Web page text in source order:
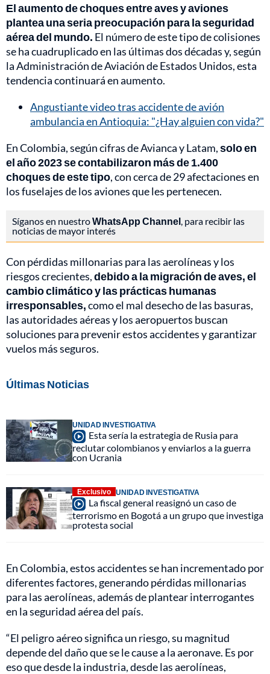
El aumento de choques entre aves y aviones
plantea una seria preocupación para la seguridad
aérea del mundo. El número de este tipo de colisiones
se ha cuadruplicado en las últimas dos décadas y, según
la Administración de Aviación de Estados Unidos, esta
tendencia continuará en aumento.
Angustiante video tras accidente de avión
ambulancia en Antioquia: "¿Hay alguien con vida?"
En Colombia, según cifras de Avianca y Latam,solo en
el año 2023 se contabilizaron más de 1.400
choques de este tipo, con cerca de 29 afectaciones en
los fuselajes de los aviones que les pertenecen.
Síganos en nuestroWhatsApp Channel , para recibir las
noticias de mayor interés
Con pérdidas millonarias para las aerolíneas y los
riesgos crecientes,debido a la migración de aves, el
cambio climático y las prácticas humanas
irresponsables,como el mal desecho de las basuras,
las autoridades aéreas y los aeropuertos buscan
soluciones para prevenir estos accidentes y garantizar
vuelos más seguros.
Últimas Noticias
UNIDAD INVESTIGATIVA
Esta sería la estrategia de Rusia para
reclutar colombianos y enviarlos a la guerra
con Ucrania
Exclusivo UNIDAD INVESTIGATIVA
La fiscal general reasignó un caso de
terrorismo en Bogotá a un grupo que investiga
protesta social
En Colombia, estos accidentes se han incrementado por
diferentes factores, generando pérdidas millonarias
para las aerolíneas, además de plantear interrogantes
en la seguridad aérea del país.
“El peligro aéreo significa un riesgo, su magnitud
depende del daño que se le cause a la aeronave. Es por
eso que desde la industria, desde las aerolíneas,